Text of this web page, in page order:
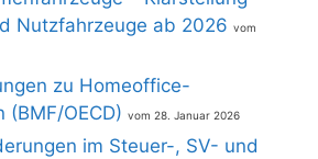
Nutzfahrzeuge ab 2026
zu Homeoffice-
OECD)
28. Januar 2026
im Steuer-, SV- und